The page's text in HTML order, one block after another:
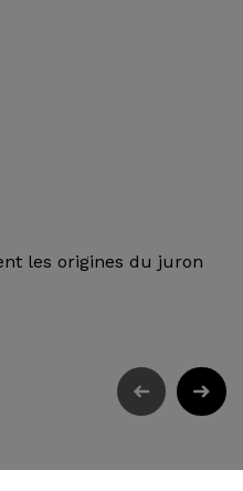
les origines du juron